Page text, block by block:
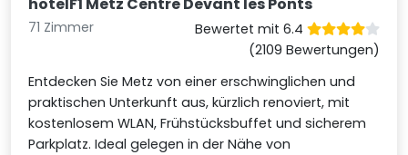
hotelF1 Metz Centre Devant les Ponts
71 Zimmer
Bewertet mit 6.4
(2109 Bewertungen)
Entdecken Sie Metz von einer erschwinglichen und
praktischen Unterkunft aus, kürzlich renoviert, mit
kostenlosem WLAN, Frühstücksbuffet und sicherem
Parkplatz. Ideal gelegen in der Nähe von